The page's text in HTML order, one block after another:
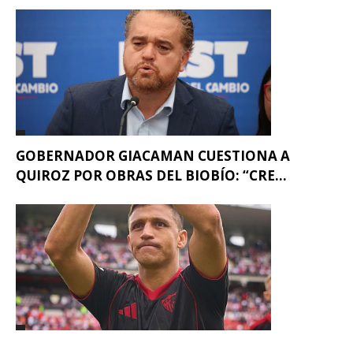
GOBERNADOR GIACAMAN CUESTIONA A
QUIROZ POR OBRAS DEL BIOBÍO: “CRE...